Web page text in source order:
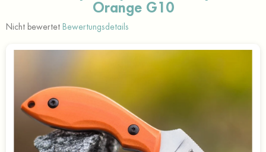
Orange G10
Die
Produktbewertung
Sternen.
Nicht bewertet Bewertungsdetails